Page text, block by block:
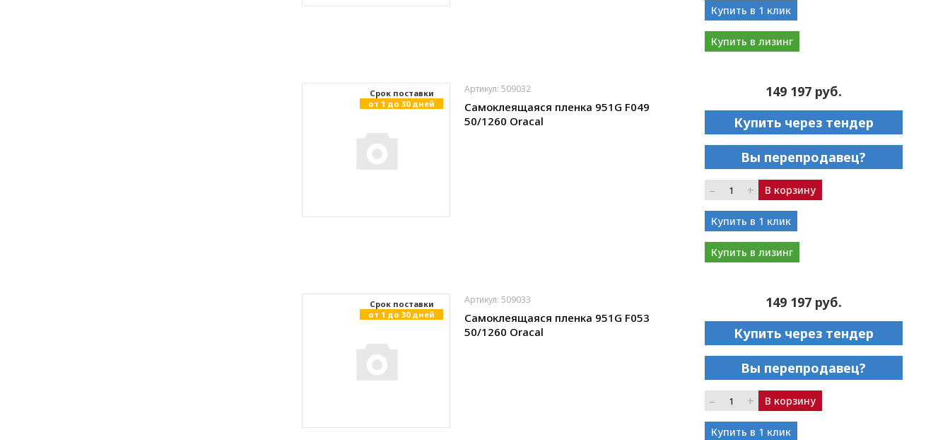
Купить в 1 клик
Купить в лизинг
Cрок поставки
от 1 до 30 дней
Артикул: 509032
Самоклеящаяся пленка 951G F049
50/1260 Oracal
149 197 руб.
Купить через тендер
Вы перепродавец?
– + В корзину
Купить в 1 клик
Купить в лизинг
Cрок поставки
от 1 до 30 дней
Артикул: 509033
Самоклеящаяся пленка 951G F053
50/1260 Oracal
149 197 руб.
Купить через тендер
Вы перепродавец?
– + В корзину
Купить в 1 клик